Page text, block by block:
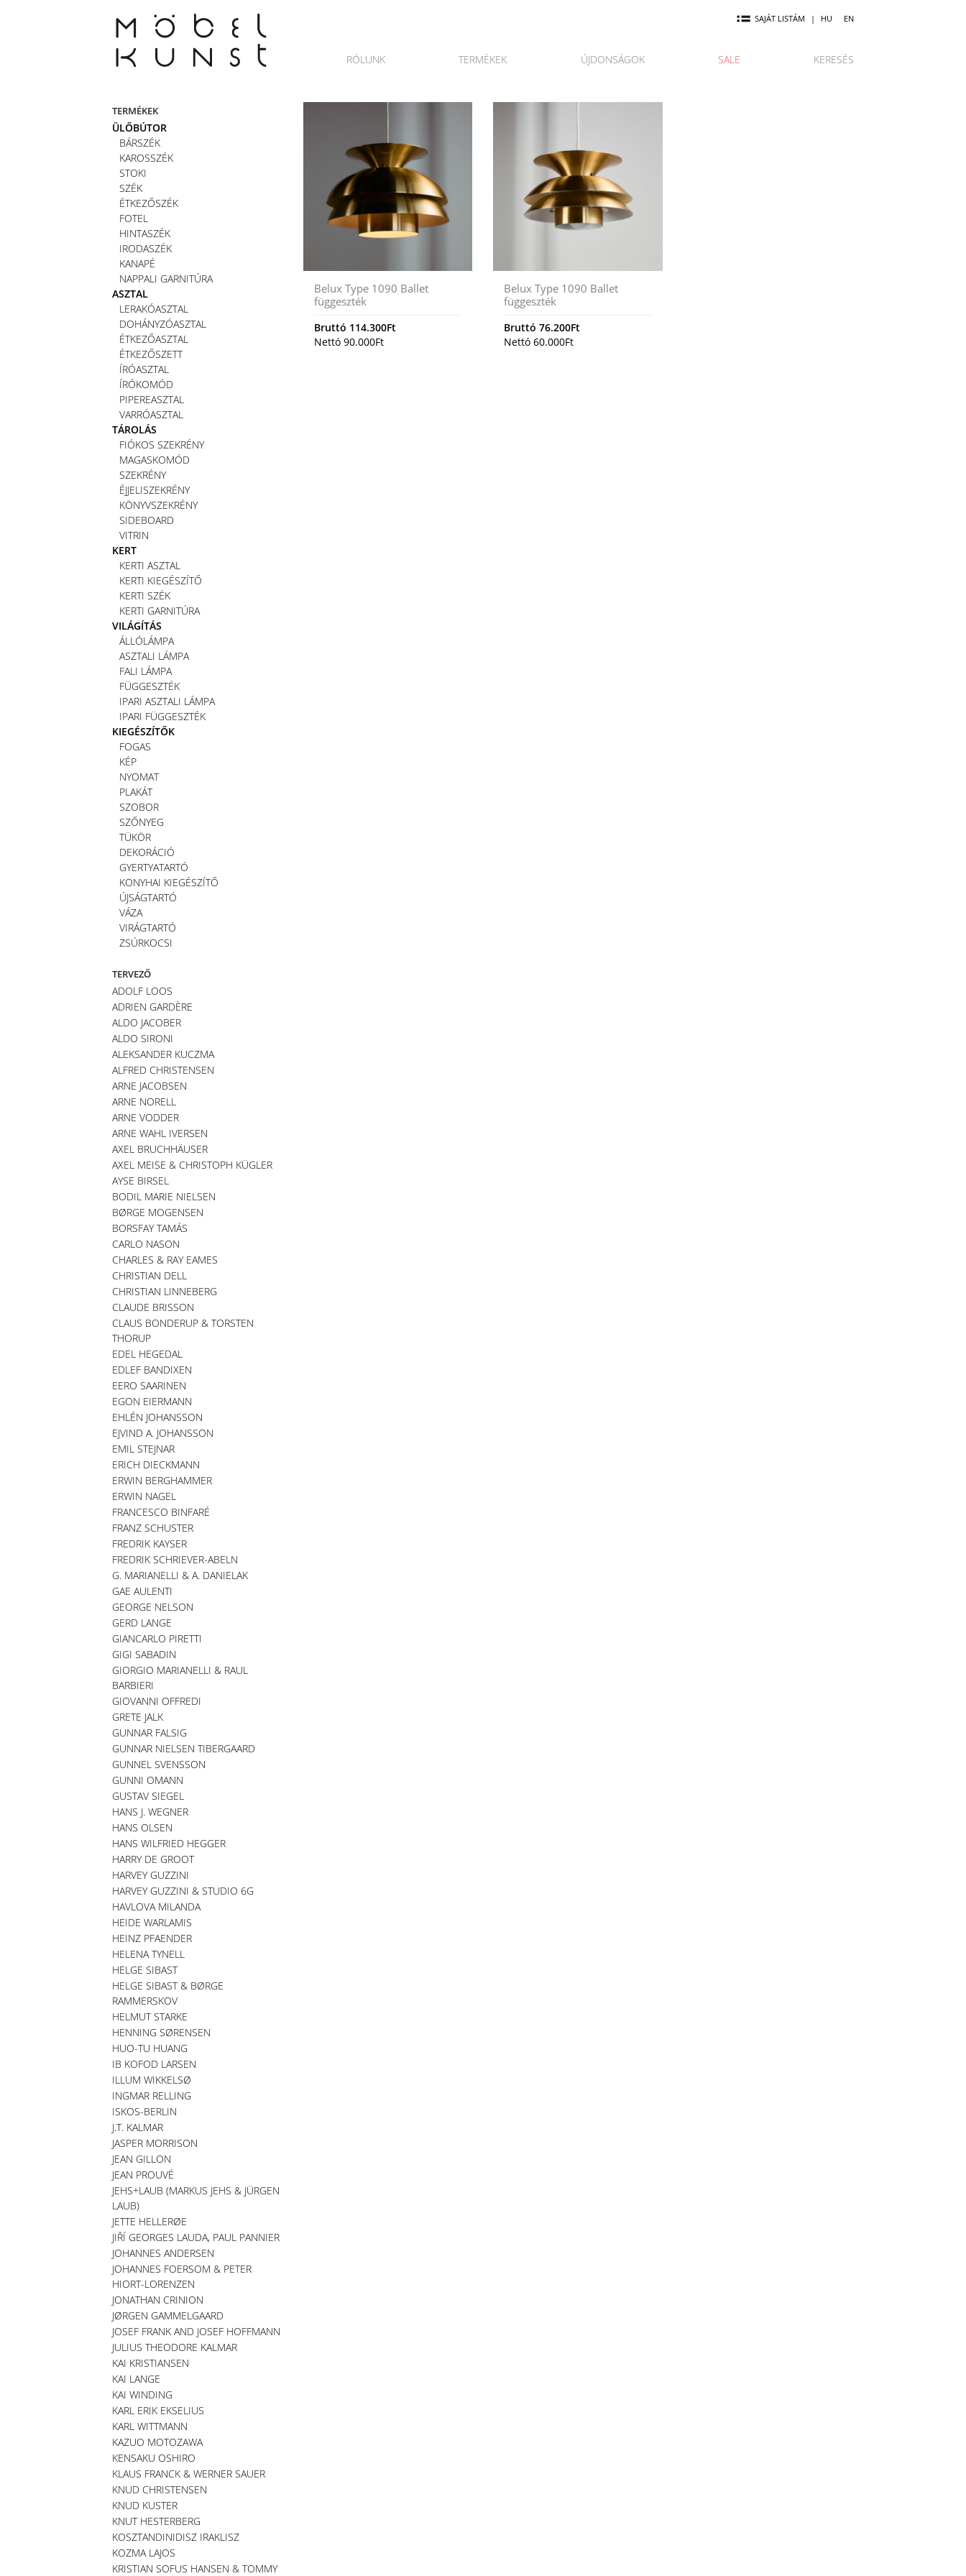
SAJÁT LISTÁM | HU EN
RÓLUNK TERMÉKEK ÚJDONSÁGOK SALE KERESÉS
TERMÉKEK
ÜLŐBÚTOR
BÁRSZÉK
KAROSSZÉK
STOKI
SZÉK
ÉTKEZŐSZÉK
FOTEL
HINTASZÉK
IRODASZÉK
KANAPÉ
NAPPALI GARNITÚRA
ASZTAL
LERAKÓASZTAL
DOHÁNYZÓASZTAL
ÉTKEZŐASZTAL
ÉTKEZŐSZETT
ÍRÓASZTAL
ÍRÓKOMÓD
PIPEREASZTAL
VARRÓASZTAL
TÁROLÁS
FIÓKOS SZEKRÉNY
MAGASKOMÓD
SZEKRÉNY
ÉJJELISZEKRÉNY
KÖNYVSZEKRÉNY
SIDEBOARD
VITRIN
KERT
KERTI ASZTAL
KERTI KIEGÉSZÍTŐ
KERTI SZÉK
KERTI GARNITÚRA
VILÁGÍTÁS
ÁLLÓLÁMPA
ASZTALI LÁMPA
FALI LÁMPA
FÜGGESZTÉK
IPARI ASZTALI LÁMPA
IPARI FÜGGESZTÉK
KIEGÉSZÍTŐK
FOGAS
KÉP
NYOMAT
PLAKÁT
SZOBOR
SZŐNYEG
TÜKÖR
DEKORÁCIÓ
GYERTYATARTÓ
KONYHAI KIEGÉSZÍTŐ
ÚJSÁGTARTÓ
VÁZA
VIRÁGTARTÓ
ZSÚRKOCSI
TERVEZŐ
ADOLF LOOS
ADRIEN GARDÈRE
ALDO JACOBER
ALDO SIRONI
ALEKSANDER KUCZMA
ALFRED CHRISTENSEN
ARNE JACOBSEN
ARNE NORELL
ARNE VODDER
ARNE WAHL IVERSEN
AXEL BRUCHHÄUSER
AXEL MEISE & CHRISTOPH KÜGLER
AYSE BIRSEL
BODIL MARIE NIELSEN
BØRGE MOGENSEN
BORSFAY TAMÁS
CARLO NASON
CHARLES & RAY EAMES
CHRISTIAN DELL
CHRISTIAN LINNEBERG
CLAUDE BRISSON
CLAUS BONDERUP & TORSTEN
THORUP
EDEL HEGEDAL
EDLEF BANDIXEN
EERO SAARINEN
EGON EIERMANN
EHLÉN JOHANSSON
EJVIND A. JOHANSSON
EMIL STEJNAR
ERICH DIECKMANN
ERWIN BERGHAMMER
ERWIN NAGEL
FRANCESCO BINFARÉ
FRANZ SCHUSTER
FREDRIK KAYSER
FREDRIK SCHRIEVER-ABELN
G. MARIANELLI & A. DANIELAK
GAE AULENTI
GEORGE NELSON
GERD LANGE
GIANCARLO PIRETTI
GIGI SABADIN
GIORGIO MARIANELLI & RAUL
BARBIERI
GIOVANNI OFFREDI
GRETE JALK
GUNNAR FALSIG
GUNNAR NIELSEN TIBERGAARD
GUNNEL SVENSSON
GUNNI OMANN
GUSTAV SIEGEL
HANS J. WEGNER
HANS OLSEN
HANS WILFRIED HEGGER
HARRY DE GROOT
HARVEY GUZZINI
HARVEY GUZZINI & STUDIO 6G
HAVLOVA MILANDA
HEIDE WARLAMIS
HEINZ PFAENDER
HELENA TYNELL
HELGE SIBAST
HELGE SIBAST & BØRGE
RAMMERSKOV
HELMUT STARKE
HENNING SØRENSEN
HUO-TU HUANG
IB KOFOD LARSEN
ILLUM WIKKELSØ
INGMAR RELLING
ISKOS-BERLIN
J.T. KALMAR
JASPER MORRISON
JEAN GILLON
JEAN PROUVÉ
JEHS+LAUB (MARKUS JEHS & JÜRGEN
LAUB)
JETTE HELLERØE
JIŘÍ GEORGES LAUDA, PAUL PANNIER
JOHANNES ANDERSEN
JOHANNES FOERSOM & PETER
HIORT-LORENZEN
JONATHAN CRINION
JØRGEN GAMMELGAARD
JOSEF FRANK AND JOSEF HOFFMANN
JULIUS THEODORE KALMAR
KAI KRISTIANSEN
KAI LANGE
KAI WINDING
KARL ERIK EKSELIUS
KARL WITTMANN
KAZUO MOTOZAWA
KENSAKU OSHIRO
KLAUS FRANCK & WERNER SAUER
KNUD CHRISTENSEN
KNUD KUSTER
KNUT HESTERBERG
KOSZTANDINIDISZ IRAKLISZ
KOZMA LAJOS
KRISTIAN SOFUS HANSEN & TOMMY
Belux Type 1090 Ballet
függeszték
Bruttó 114.300Ft
Nettó 90.000Ft
Belux Type 1090 Ballet
függeszték
Bruttó76.200Ft
Nettó60.000Ft